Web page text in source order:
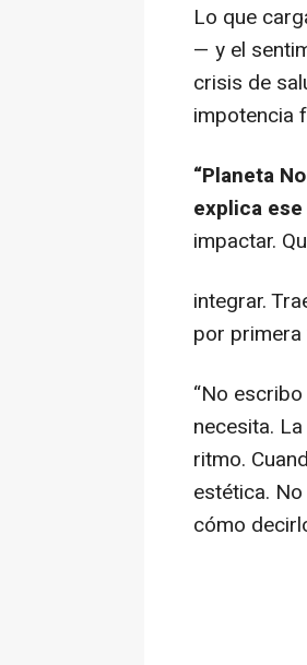
Lo que
— y el
crisis de
impotencia
“Planeta
explica
impactar.
integrar.
por
“No
necesita.
ritmo.
estética.
cómo